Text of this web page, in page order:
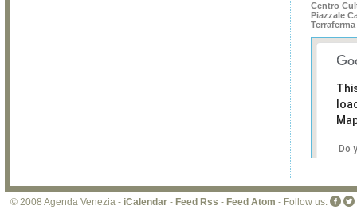
Centro
Piazzale
Terraferma
Do
© 2008 Agenda Venezia - iCalendar - Feed Rss - Feed Atom - Follow us: